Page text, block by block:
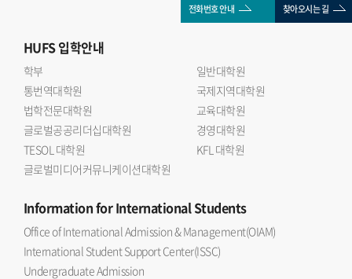
전화번호 안내 찾아오시는 길
HUFS입학안내
학부
일반대학원
통번역대학원
국제지역대학원
법학전문대학원
교육대학원
글로벌공공리더십대학원
경영대학원
TESOL 대학원
KFL 대학원
글로벌미디어커뮤니케이션대학원
Informationfor International Students
Office of International Admission & Management(OIAM)
International Student Support Center(ISSC)
Undergraduate Admission